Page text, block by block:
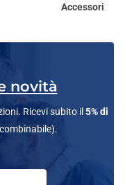
Accessori
novità
Ricevi subito il 5% di